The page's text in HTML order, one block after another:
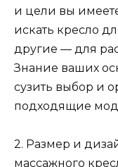
и цели вы
искать кресло
другие — для
Знание ваших
сузить выбор и
подходящие
2. Размер и
массажного